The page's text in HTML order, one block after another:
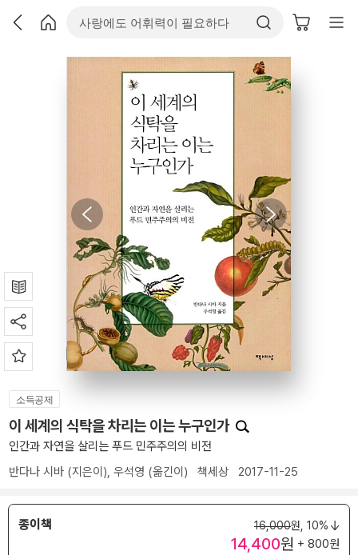
소득공제
이 세계의 식탁을 차리는 이는 누구인가
인간과 자연을 살리는 푸드 민주주의의 비전
반다나 시바 (지은이), 우석영 (옮긴이) 책세상 2017-11-25
종이책 16,000원, 10%
14,400원 + 800원